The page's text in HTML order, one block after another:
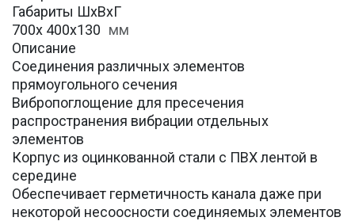
Габариты ШхВхГ
700х 400x130 мм
Описание
Соединения различных элементов
прямоугольного сечения
Вибропоглощение для пресечения
распространения вибрации отдельных
элементов
Корпус из оцинкованной стали с ПВХ лентой в
середине
Обеспечивает герметичность канала даже при
некоторой несоосности соединяемых элементов